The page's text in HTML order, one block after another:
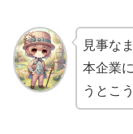
見事な
本企業
うとこ